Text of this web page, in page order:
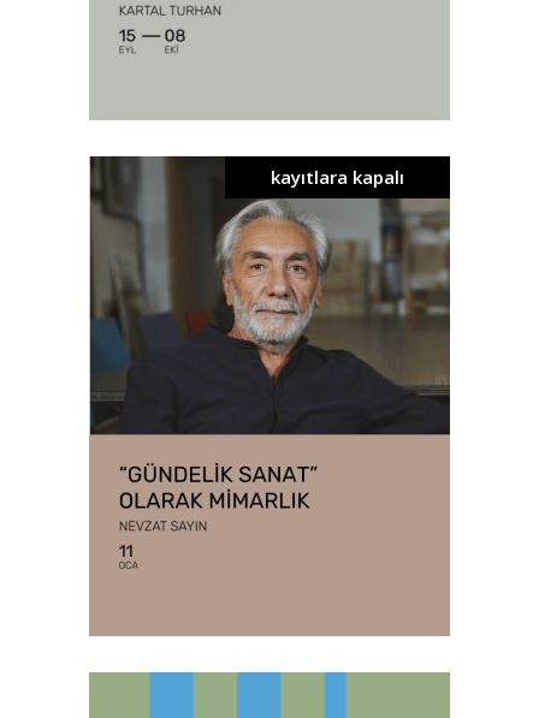
kayıtlara kapalı